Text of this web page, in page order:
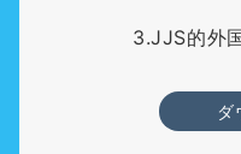
3.JJS的外
ダ